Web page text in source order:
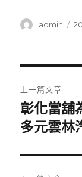
作
admin
發
章
導
覽
上一篇文章
上
一
文
章:
彰化當舖
多元雲林